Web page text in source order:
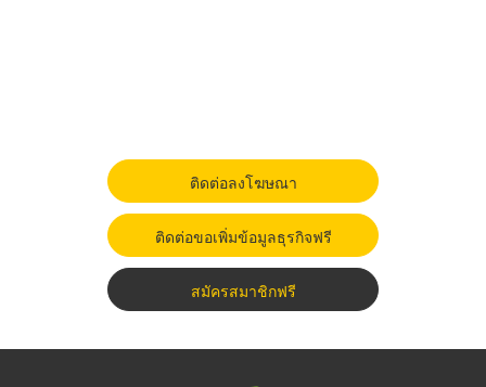
ติดต่อลงโฆษณา
ติดต่อขอเพิ่มข้อมูลธุรกิจฟรี
สมัครสมาชิกฟรี